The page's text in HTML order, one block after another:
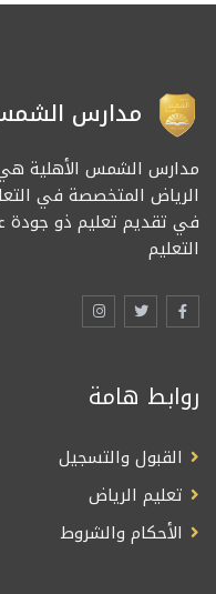
مدارس
مدارس الشمس الأهلية
في تقديم تعليم ذو جودة
التعليم
روابط هامة
القبول والتسجيل
تعليم الرياض
الأحكام والشروط